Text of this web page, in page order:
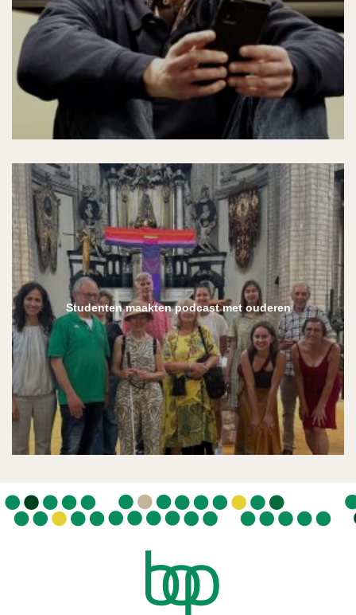
Studenten maakten podcast met ouderen